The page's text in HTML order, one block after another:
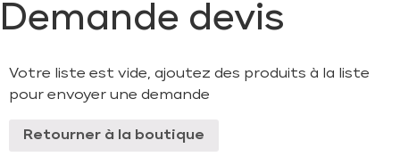
Demande devis
Votre liste est vide, ajoutez des produits à la liste
pour envoyer une demande
Retourner à la boutique